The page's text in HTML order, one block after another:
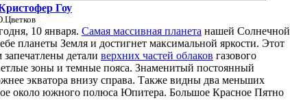
Гоу
10 января. Самая массивная планета нашей Солнечной
планеты Земля и достигнет максимальной яркости. Этот
детали верхних частей облаков газового
зоны и темные пояса. Знаменитый постоянный
экватора внизу справа. Также видны два меньших
около южного полюса Юпитера. Большое Красное Пятно